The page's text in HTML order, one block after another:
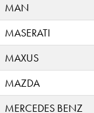
MAN
MASERATI
MAXUS
MAZDA
MERCEDES BENZ